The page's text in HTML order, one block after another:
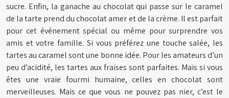
sucre. Enfin, la ganache au chocolat qui passe sur le caramel
de la tarte prend du chocolat amer et de la crème. Il est parfait
pour cet événement spécial ou même pour surprendre vos
amis et votre famille. Si vous préférez une touche salée, les
tartes au caramel sont une bonne idée. Pour les amateurs d’un
peu d’acidité, les tartes aux fraises sont parfaites. Mais si vous
êtes une vraie fourmi humaine, celles en chocolat sont
merveilleuses. Mais ce que vous ne pouvez pas nier, c’est le